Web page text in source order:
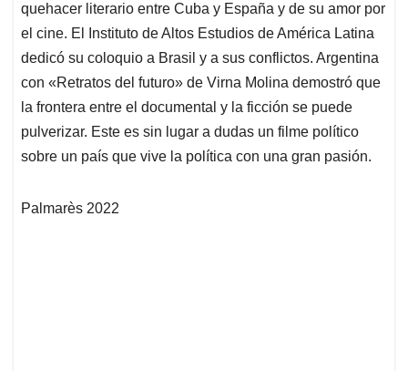
quehacer literario entre Cuba y España y de su amor por
el cine. El Instituto de Altos Estudios de América Latina
dedicó su coloquio a Brasil y a sus conflictos. Argentina
con «Retratos del futuro» de Virna Molina demostró que
la frontera entre el documental y la ficción se puede
pulverizar. Este es sin lugar a dudas un filme político
sobre un país que vive la política con una gran pasión.
Palmarès 2022